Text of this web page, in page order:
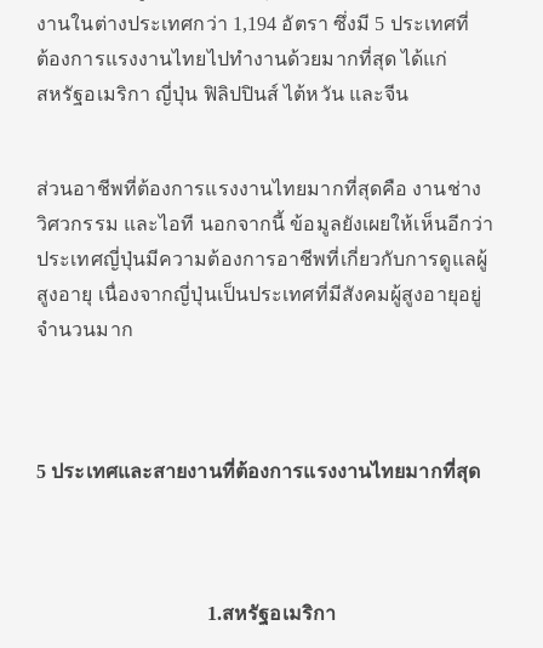
งานในต่างประเทศกว่า 1,194 อัตรา ซึ่งมี 5 ประเทศที่
ต้องการแรงงานไทยไปทำงานด้วยมากที่สุด ได้แก่
สหรัฐอเมริกา ญี่ปุ่น ฟิลิปปินส์ ไต้หวัน และจีน
ส่วนอาชีพที่ต้องการแรงงานไทยมากที่สุดคือ งานช่าง
วิศวกรรม และไอที นอกจากนี้ ข้อมูลยังเผยให้เห็นอีกว่า
ประเทศญี่ปุ่นมีความต้องการอาชีพที่เกี่ยวกับการดูแลผู้
สูงอายุ เนื่องจากญี่ปุ่นเป็นประเทศที่มีสังคมผู้สูงอายุอยู่
จำนวนมาก
5 ประเทศและสายงานที่ต้องการแรงงานไทยมากที่สุด
1.สหรัฐอเมริกา